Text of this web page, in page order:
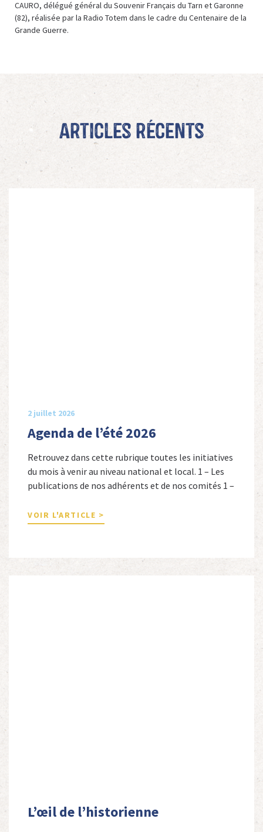
CAURO, délégué général du Souvenir Français du Tarn et Garonne
(82), réalisée par la Radio Totem dans le cadre du Centenaire de la
Grande Guerre.
Articles récents
2 juillet 2026
Agenda de l’été 2026
Retrouvez dans cette rubrique toutes les initiatives
du mois à venir au niveau national et local. 1 – Les
publications de nos adhérents et de nos comités 1 –
Cordeboeuf, Christophe Touron et Agnès Dioné,
Nouvelles Sources Éditions, 2026. Ils venaient
autres […]
VOIR L'ARTICLE >
L’œil de l’historienne